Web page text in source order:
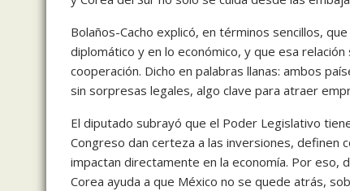
Bolaños-Cacho explicó, en términos sencillos,
diplomático y en lo económico, y que esa
cooperación. Dicho en palabras llanas: ambos
sin sorpresas legales, algo clave para atraer
El diputado subrayó que el Poder Legislativo
Congreso dan certeza a las inversiones, definen
impactan directamente en la economía. Por eso,
Corea ayuda a que México no se quede atrás,